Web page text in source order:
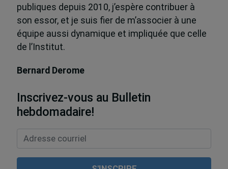
publiques depuis 2010, j’espère contribuer à
son essor, et je suis fier de m’associer à une
équipe aussi dynamique et impliquée que celle
de l’Institut.
Bernard Derome
Inscrivez-vous au Bulletin
hebdomadaire!